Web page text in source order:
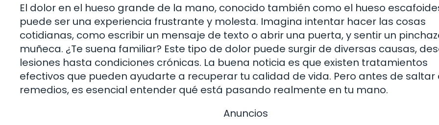
El dolor en el hueso grande de la mano, conocido también como el hueso
puede ser una experiencia frustrante y molesta. Imagina intentar hacer las cosas
cotidianas, como escribir un mensaje de texto o abrir una puerta, y sentir un
muñeca. ¿Te suena familiar? Este tipo de dolor puede surgir de diversas causas,
lesiones hasta condiciones crónicas. La buena noticia es que existen tratamientos
efectivos que pueden ayudarte a recuperar tu calidad de vida. Pero antes de saltar
remedios, es esencial entender qué está pasando realmente en tu mano.
Anuncios